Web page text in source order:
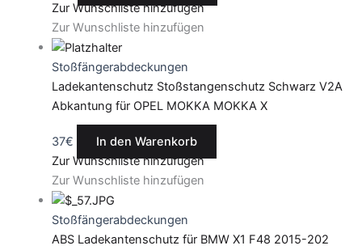
Zur Wunschliste hinzufügen
Zur Wunschliste hinzufügen
Stoßfängerabdeckungen
Ladekantenschutz Stoßstangenschutz Schwarz V2A
Abkantung für OPEL MOKKA MOKKA X
37€
In den Warenkorb
Zur Wunschliste hinzufügen
Zur Wunschliste hinzufügen
Stoßfängerabdeckungen
ABS Ladekantenschutz für BMW X1 F48 2015-202